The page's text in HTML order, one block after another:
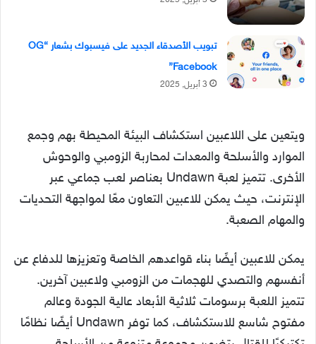
تبويب الأصدقاء الجديد على فيسبوك بشعار “OG
Facebook”
3 أبريل, 2025
ويتعين على اللاعبين استكشاف البيئة المحيطة بهم وجمع
الموارد والأسلحة والمعدات لمحاربة الزومبي والوحوش
الأخرى. تتميز لعبة Undawn بعناصر لعب جماعي عبر
الإنترنت، حيث يمكن للاعبين التعاون معًا لمواجهة التحديات
والمهام الصعبة.
يمكن للاعبين أيضًا بناء قواعدهم الخاصة وتعزيزها للدفاع عن
أنفسهم والتصدي للهجمات من الزومبي ولاعبين آخرين.
تتميز اللعبة برسومات ثلاثية الأبعاد عالية الجودة وعالم
مفتوح شاسع للاستكشاف، كما توفر Undawn أيضًا نظامًا